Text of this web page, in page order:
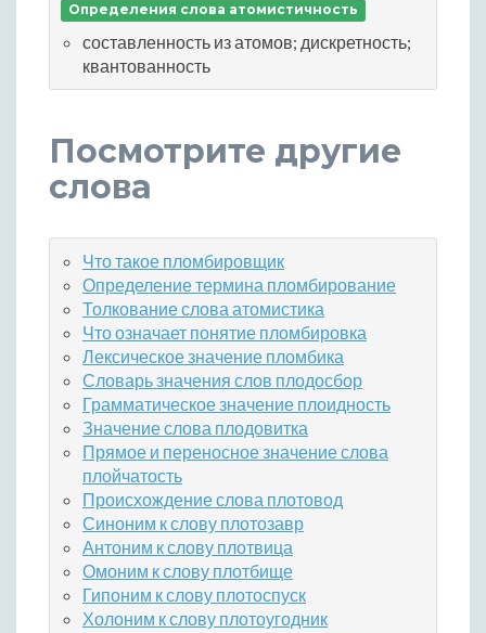
Определения слова атомистичность
составленность из атомов; дискретность;
квантованность
Посмотрите другие
слова
Что такое пломбировщик
Определение термина пломбирование
Толкование слова атомистика
Что означает понятие пломбировка
Лексическое значение пломбика
Словарь значения слов плодосбор
Грамматическое значение плоидность
Значение слова плодовитка
Прямое и переносное значение слова
плойчатость
Происхождение слова плотовод
Синоним к слову плотозавр
Антоним к слову плотвица
Омоним к слову плотбище
Гипоним к слову плотоспуск
Холоним к слову плотоугодник